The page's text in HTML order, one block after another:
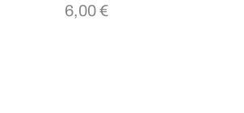
6,00€